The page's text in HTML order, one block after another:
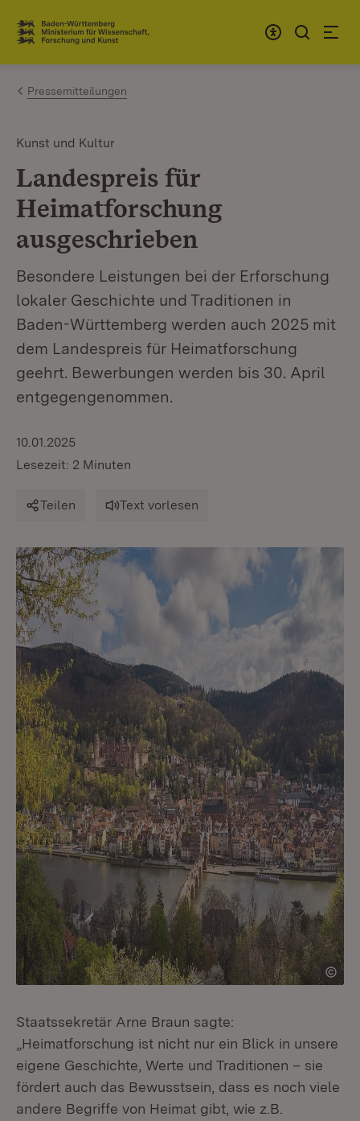
Zum Inhalt springen
Link zur Startseite
Pressemitteilungen
Kunst und Kultur
Landespreis für
Heimatforschung
ausgeschrieben
Besondere Leistungen bei der Erforschung
lokaler Geschichte und Traditionen in
Baden-Württemberg werden auch 2025 mit
dem Landespreis für Heimatforschung
geehrt. Bewerbungen werden bis 30. April
entgegengenommen.
10.01.2025
Lesezeit: 2 Minuten
Teilen Text vorlesen
Staatssekretär Arne Braun sagte:
„Heimatforschung ist nicht nur ein Blick in unsere
eigene Geschichte, Werte und Traditionen – sie
fördert auch das Bewusstsein, dass es noch viele
andere Begriffe von Heimat gibt, wie z.B.